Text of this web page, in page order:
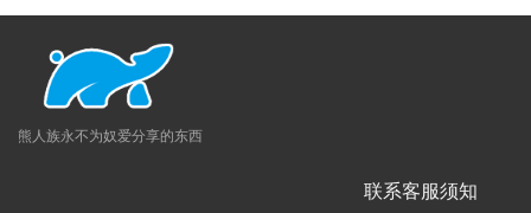
熊人族永不为奴爱分享的东西
联系客服须知